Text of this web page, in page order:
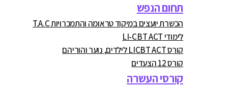
תחום הנפש
הכשרת יועצים במיקוד טראומה והתמכרויות T.A.C
לימודי LI-CBT ACT
קורס LICBT ACT לילדים, נוער והוריהם
קורס 12 הצעדים
קורסי העשרה